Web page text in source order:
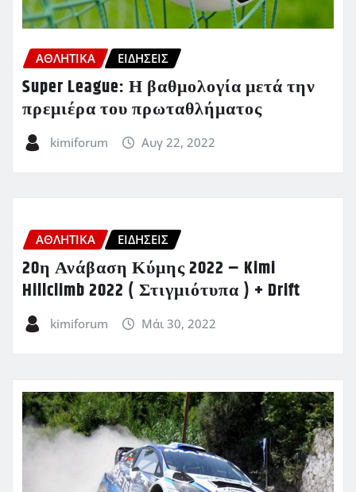
ΑΘΛΗΤΙΚΑ ΕΙΔΗΣΕΙΣ
Super League: Η βαθμολογία μετά την
πρεμιέρα του πρωταθλήματος
kimiforum Αυγ 22, 2022
ΑΘΛΗΤΙΚΑ ΕΙΔΗΣΕΙΣ
20η Ανάβαση Κύμης 2022 – Kimi
Hillclimb 2022 ( Στιγμιότυπα ) + Drift
kimiforum Μάι 30, 2022